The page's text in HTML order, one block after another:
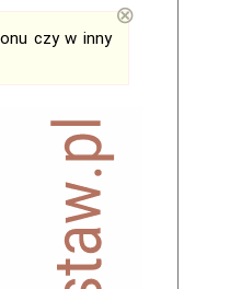
czy w inny
⊗